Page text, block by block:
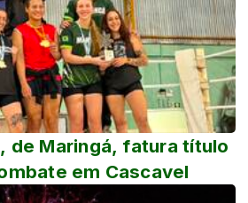
de Maringá, fatura título
em Cascavel